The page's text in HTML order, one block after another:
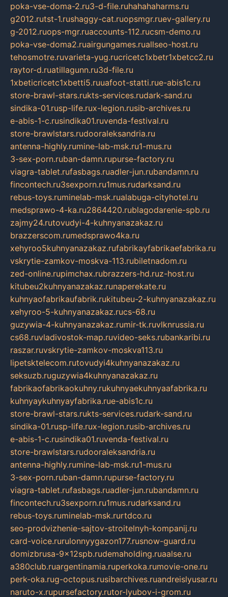
poka-vse-doma-2.ru3-d-file.ruhahahaharms.ru
g2012.rutst-1.rushaggy-cat.ruopsmgr.ruev-gallery.ru
g-2012.ruops-mgr.ruaccounts-112.rucsm-demo.ru
poka-vse-doma2.ruairgungames.ruallseo-host.ru
tehosmotre.ruvarieta-yug.rucricetc1xbetr1xbetcc2.ru
raytor-d.ruatillagunn.ru3d-file.ru
1xbeticricetc1xbetti5.ruuafoot-statti.rue-abis1c.ru
store-brawl-stars.rukts-services.rudark-sand.ru
sindika-01.rusp-life.rux-legion.rusib-archives.ru
e-abis-1-c.rusindika01.ruvenda-festival.ru
store-brawlstars.rudooraleksandria.ru
antenna-highly.rumine-lab-msk.ru1-mus.ru
3-sex-porn.ruban-damn.rupurse-factory.ru
viagra-tablet.rufasbags.ruadler-jun.rubandamn.ru
fincontech.ru3sexporn.ru1mus.rudarksand.ru
rebus-toys.ruminelab-msk.rualabuga-cityhotel.ru
medsprawo-4-ka.ru2864420.rublagodarenie-spb.ru
zajmy24.rutovudyi-4-kuhnyanazakaz.ru
brazzerscom.rumedsprawo4ka.ru
xehyroo5kuhnyanazakaz.rufabrikayfabrikaefabrika.ru
vskrytie-zamkov-moskva-113.rubiletnadom.ru
zed-online.rupimchax.rubrazzers-hd.ruz-host.ru
kitubeu2kuhnyanazakaz.runaperekate.ru
kuhnyaofabrikaufabrik.rukitubeu-2-kuhnyanazakaz.ru
xehyroo-5-kuhnyanazakaz.rucs-68.ru
guzywia-4-kuhnyanazakaz.rumir-tk.ruvlknrussia.ru
cs68.ruvladivostok-map.ruvideo-seks.rubankaribi.ru
raszar.ruvskrytie-zamkov-moskva113.ru
lipetsktelecom.rutovudyi4kuhnyanazakaz.ru
seksuzb.ruguzywia4kuhnyanazakaz.ru
fabrikaofabrikaokuhny.rukuhnyaekuhnyaafabrika.ru
kuhnyaykuhnyayfabrika.rue-abis1c.ru
store-brawl-stars.rukts-services.rudark-sand.ru
sindika-01.rusp-life.rux-legion.rusib-archives.ru
e-abis-1-c.rusindika01.ruvenda-festival.ru
store-brawlstars.rudooraleksandria.ru
antenna-highly.rumine-lab-msk.ru1-mus.ru
3-sex-porn.ruban-damn.rupurse-factory.ru
viagra-tablet.rufasbags.ruadler-jun.rubandamn.ru
fincontech.ru3sexporn.ru1mus.rudarksand.ru
rebus-toys.ruminelab-msk.rurtdco.ru
seo-prodvizhenie-sajtov-stroitelnyh-kompanij.ru
card-voice.rurulonnyygazon177.rusnow-guard.ru
domizbrusa-9x12spb.rudemaholding.ruaalse.ru
a380club.ruargentinamia.ruperkoka.rumovie-one.ru
perk-oka.rug-octopus.rusibarchives.ruandreislyusar.ru
naruto-x.rupursefactory.rutor-lyubov-i-grom.ru